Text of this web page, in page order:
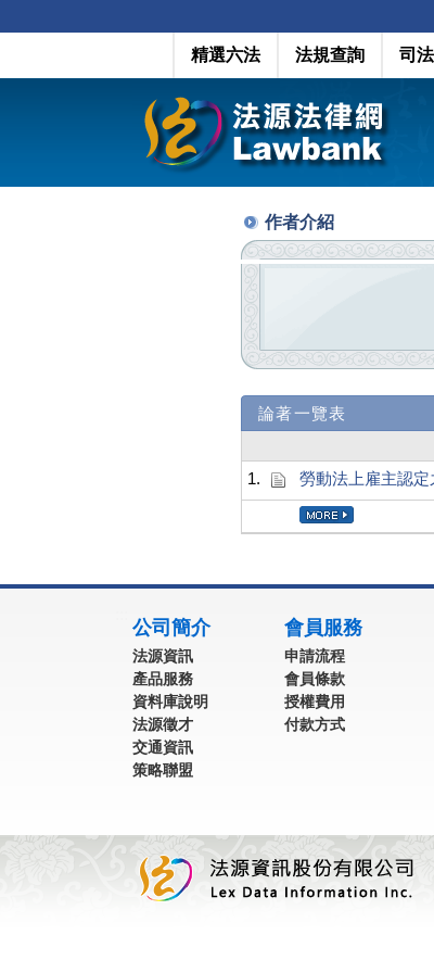
精選六法 法規查詢 司
作者介紹
論著一覽表
1.
勞動法上雇主認定
公司簡介
法源資訊
產品服務
資料庫說明
法源徵才
交通資訊
策略聯盟
會員服務
申請流程
會員條款
授權費用
付款方式